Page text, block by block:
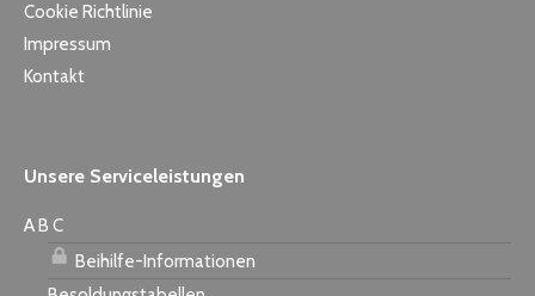
Cookie Richtlinie
Impressum
Kontakt
Unsere Serviceleistungen
A B C
Beihilfe-Informationen